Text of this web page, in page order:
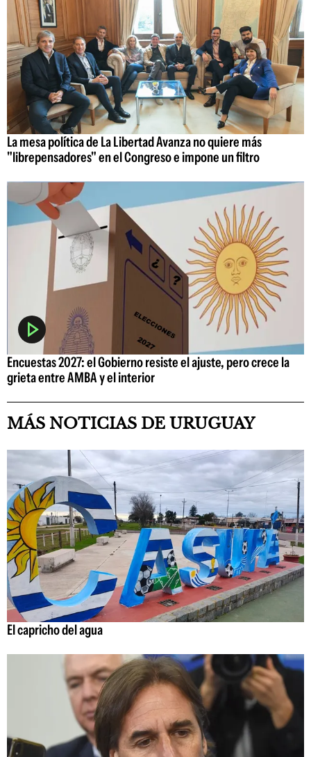
La mesa política de La Libertad Avanza no quiere más
"librepensadores" en el Congreso e impone un filtro
Encuestas 2027: el Gobierno resiste el ajuste, pero crece la
grieta entre AMBA y el interior
MÁS NOTICIAS DE URUGUAY
El capricho del agua